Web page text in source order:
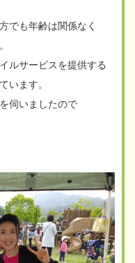
でも年齢は関係なく
ルサービスを提供する
います。
伺いましたので